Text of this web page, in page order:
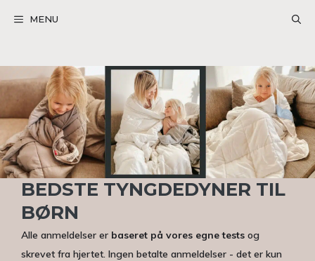
MENU
BEDSTE TYNGDEDYNER TIL
BØRN
Alle anmeldelser er baseret på vores egne tests og
skrevet fra hjertet. Ingen betalte anmeldelser - det er kun